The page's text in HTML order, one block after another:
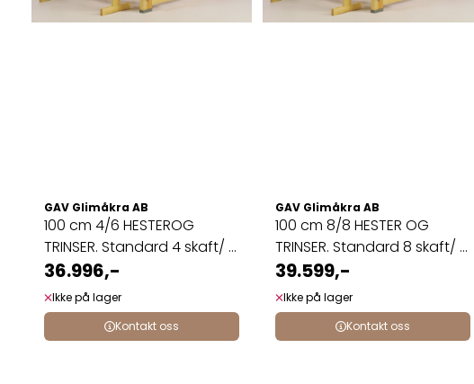
GAV Glimåkra AB
100 cm 4/6 HESTEROG
TRINSER. Standard 4 skaft/ 6
...
36.996,-
Ikke på lager
Kontakt oss
GAV Glimåkra AB
100 cm 8/8 HESTER OG
TRINSER. Standard 8 skaft/ 8
...
39.599,-
Ikke på lager
Kontakt oss